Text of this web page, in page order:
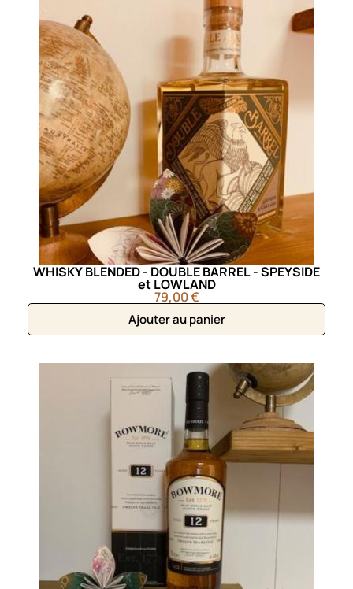
WHISKY BLENDED - DOUBLE BARREL - SPEYSIDE
et LOWLAND
79,00 €
Ajouter au panier